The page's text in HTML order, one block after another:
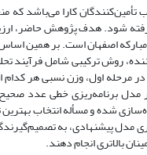
تأمین‌کنندگان کارا می‌باشد
شود. هدف پژوهش حاضر،
اصفهان است. بر همین
روش ترکیبی شامل فرآیند
اول، وزن نسبی هر کدام
برنامه‌ریزی خطی عدد
شده و مسأله انتخاب بهترین
پیشنهادی، به
بالاتری انجام دهند.